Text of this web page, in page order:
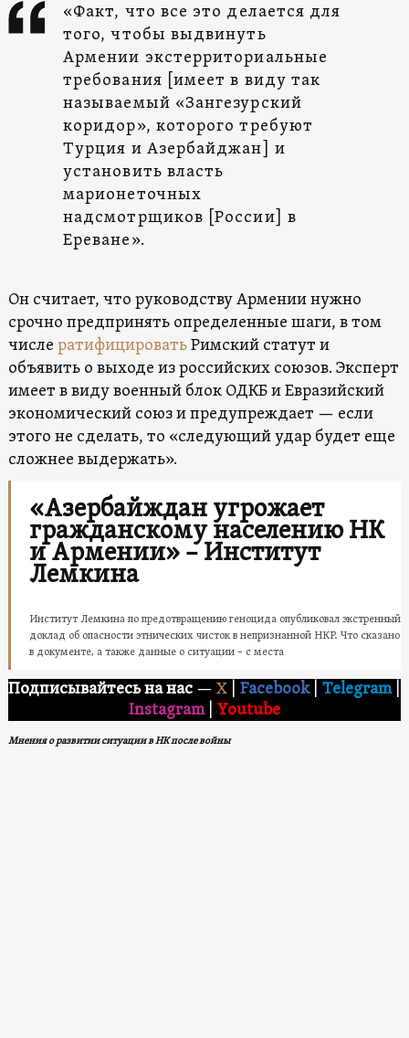
«Факт, что все это делается для
того, чтобы выдвинуть
Армении экстерриториальные
требования [имеет в виду так
называемый «Зангезурский
коридор», которого требуют
Турция и Азербайджан] и
установить власть
марионеточных
надсмотрщиков [России] в
Ереване».
Он считает, что руководству Армении нужно
срочно предпринять определенные шаги, в том
числе ратифицироватьРимский статут и
объявить о выходе из российских союзов. Эксперт
имеет в виду военный блок ОДКБ и Евразийский
экономический союз и предупреждает — если
этого не сделать, то «следующий удар будет еще
сложнее выдержать».
«Азербайждан угрожает
гражданскому населению НК
и Армении» – Институт
Лемкина
Институт Лемкина по предотвращению геноцида опубликовал экстренный
доклад об опасности этнических чисток в непризнанной НКР. Что сказано
в документе, а также данные о ситуации – с места
Подписывайтесь на нас — X Facebook Telegram|
Instagram
Youtube
Мнения о развитии ситуации в НК после войны